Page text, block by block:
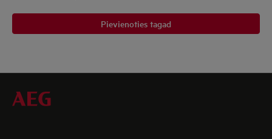
Pievienoties tagad